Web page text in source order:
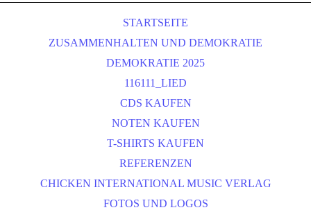
STARTSEITE
ZUSAMMENHALTEN UND DEMOKRATIE
DEMOKRATIE 2025
116111_LIED
CDS KAUFEN
NOTEN KAUFEN
T-SHIRTS KAUFEN
REFERENZEN
CHICKEN INTERNATIONAL MUSIC VERLAG
FOTOS UND LOGOS